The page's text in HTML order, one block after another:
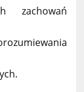
zachowań